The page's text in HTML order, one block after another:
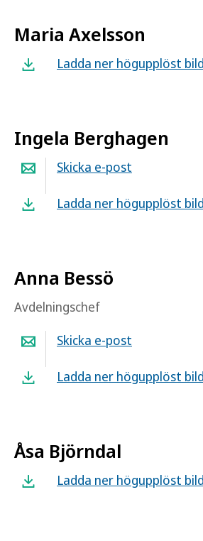
Maria Axelsson
Ladda ner högupplöst bild
Ingela Berghagen
Skicka e-post
Ladda ner högupplöst bild
Anna Bessö
Avdelningschef
Skicka e-post
Ladda ner högupplöst bild
Åsa Björndal
Ladda ner högupplöst bild